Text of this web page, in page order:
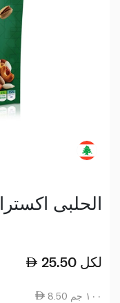
الحلبى اكسترا 300 غرام
25.50 لكل
8.50 ١٠٠ جم